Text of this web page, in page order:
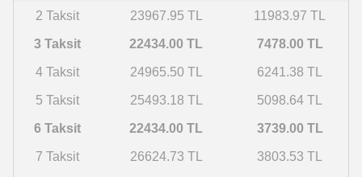
2 Taksit 23967.95 TL 11983.97 TL
3 Taksit 22434.00 TL 7478.00 TL
4 Taksit 24965.50 TL 6241.38 TL
5 Taksit 25493.18 TL 5098.64 TL
6 Taksit 22434.00 TL 3739.00 TL
7 Taksit 26624.73 TL 3803.53 TL